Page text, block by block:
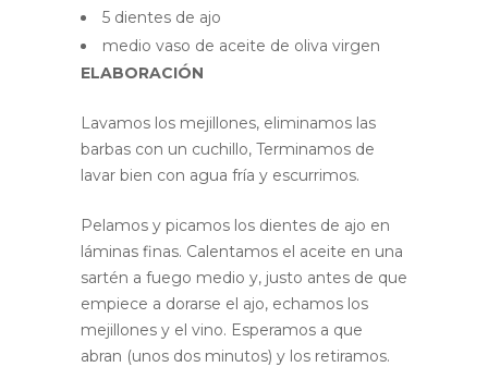
5 dientes de ajo
medio vaso de aceite de oliva virgen
ELABORACIÓN
Lavamos los mejillones, eliminamos las
barbas con un cuchillo, Terminamos de
lavar bien con agua fría y escurrimos.
Pelamos y picamos los dientes de ajo en
láminas finas. Calentamos el aceite en una
sartén a fuego medio y, justo antes de que
empiece a dorarse el ajo, echamos los
mejillones y el vino. Esperamos a que
abran (unos dos minutos) y los retiramos.